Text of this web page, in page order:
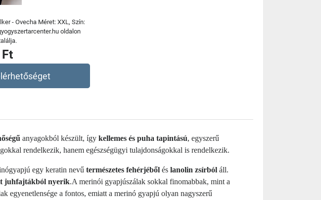
- Ovecha Méret: XXL, Szín:
oldalon
anyagokból készült, így kellemes és puha tapintású, egyszerű
rendelkezik, hanem egészségügyi tulajdonságokkal is rendelkezik.
egy keratin nevű természetes fehérjéből és lanolin zsírból áll.
juhfajtákból nyerik.A merinói gyapjúszálak sokkal finomabbak, mint a
egyenetlensége a fontos, emiatt a merinó gyapjú olyan nagyszerű